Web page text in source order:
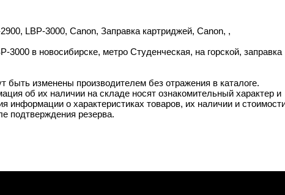
LBP-3000, Canon, Заправка картриджей, Canon, ,
в новосибирске, метро Студенческая, на горской, заправка
быть изменены производителем без отражения в каталоге.
об их наличии на складе носят ознакомительный характер и
о характеристиках товаров, их наличии и
подтверждения резерва.